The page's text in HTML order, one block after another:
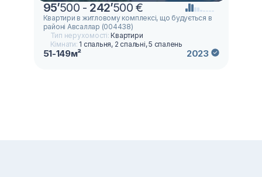
95’500 - 242’500 €
Квартири в житловому комплексі, що будується в
районі Авсаллар (004438)
Тип нерухомості:Квартири
Кімнати: 1 спальня, 2 спальні, 5 спалень
51-149м² 2023